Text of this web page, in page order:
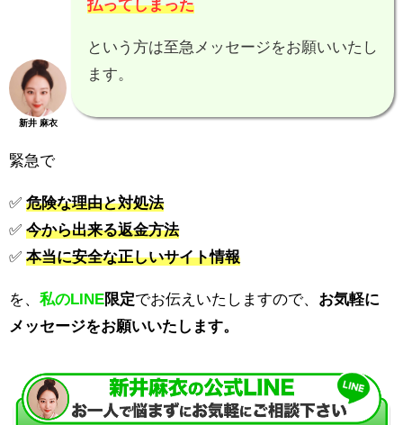
新井 麻衣
払ってしまった
という方は至急メッセージをお願いいたし
ます。
緊急で
✅ 危険な理由と対処法
✅ 今から出来る返金方法
✅ 本当に安全な正しいサイト情報
を、 私のLINE限定でお伝えいたしますので、 お気軽に
メッセージをお願いいたします。